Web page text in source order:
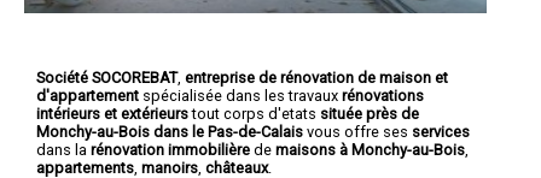
Société SOCOREBAT, entreprise de rénovation de maison et
d'appartement spécialisée dans les travaux rénovations
intérieurs et extérieurstout corps d'etats située près de
Monchy-au-Bois dans le Pas-de-Calais vous offre ses services
dans la rénovation immobilière de maisons à Monchy-au-Bois
appartements manoirs châteaux.